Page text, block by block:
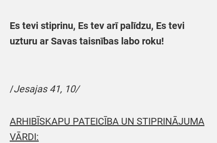
Es tevi stiprinu, Es tev arī palīdzu, Es tevi
uzturu ar Savas taisnības labo roku!
/Jesajas 41, 10/
ARHIBĪSKAPU PATEICĪBA UN STIPRINĀJUMA
VĀRDI: